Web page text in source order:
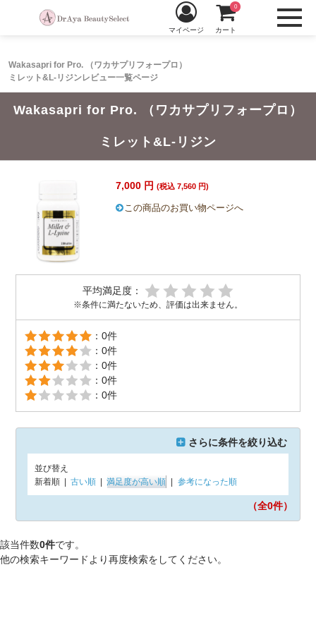
Wakasapri for Pro. （ワカサプリフォープロ）
ミレット&L-リジンレビュー一覧ページ
マイページ カート
0
Wakasapri for Pro. （ワカサプリフォープロ）
ミレット&L-リジン
7,000 円 (税込 7,560 円)
この商品のお買い物ページへ
平均満足度：
※条件に満たないため、評価は出来ません。
：0件
：0件
：0件
：0件
：0件
さらに条件を絞り込む
並び替え
新着順
古い順 満足度が高い順 参考になった順
（全0件）
該当件数0件です。
他の検索キーワードより再度検索をしてください。